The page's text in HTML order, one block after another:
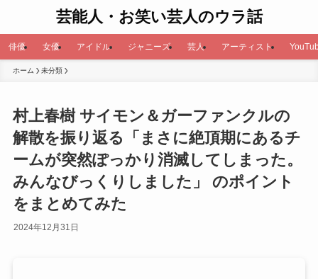
芸能人・お笑い芸人のウラ話
俳優 女優 アイドル ジャニーズ 芸人 アーティスト
ホーム 未分類
村上春樹 サイモン＆ガーファンクルの
解散を振り返る「まさに絶頂期にあるチ
ームが突然ぽっかり消滅してしまった。
みんなびっくりしました」 のポイント
をまとめてみた
2024年12月31日